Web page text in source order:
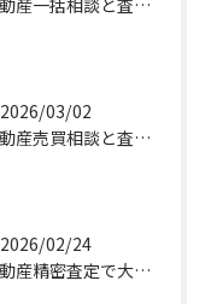
不動産一括相談と査定を大阪市城東区で安心して活用するための実践ガイド
2026/03/02
不動産売買相談と査定を大阪府でスムーズに行う実践ガイド
2026/02/24
不動産精密査定で大阪府の売却を成功に導くための実践ポイント解説